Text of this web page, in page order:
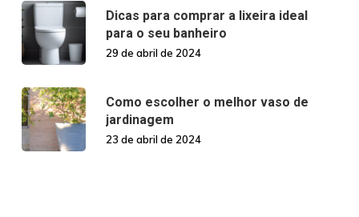
Dicas para comprar a lixeira ideal
para o seu banheiro
29 de abril de 2024
Como escolher o melhor vaso de
jardinagem
23 de abril de 2024